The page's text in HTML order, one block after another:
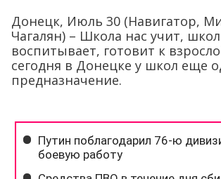
Донецк, Июль 30 (Навигатор,
Чагалян) – Школа нас учит,
воспитывает, готовит к
сегодня в Донецке у школ еще
предназначение.